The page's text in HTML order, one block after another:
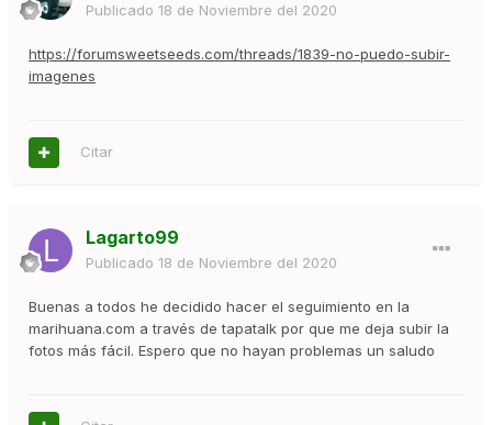
Publicado 18 de Noviembre del 2020
https://forumsweetseeds.com/threads/1839-no-puedo-subir-
imagenes
Citar
Lagarto99
Publicado 18 de Noviembre del 2020
Buenas a todos he decidido hacer el seguimiento en la
marihuana.com a través de tapatalk por que me deja subir la
fotos más fácil. Espero que no hayan problemas un saludo